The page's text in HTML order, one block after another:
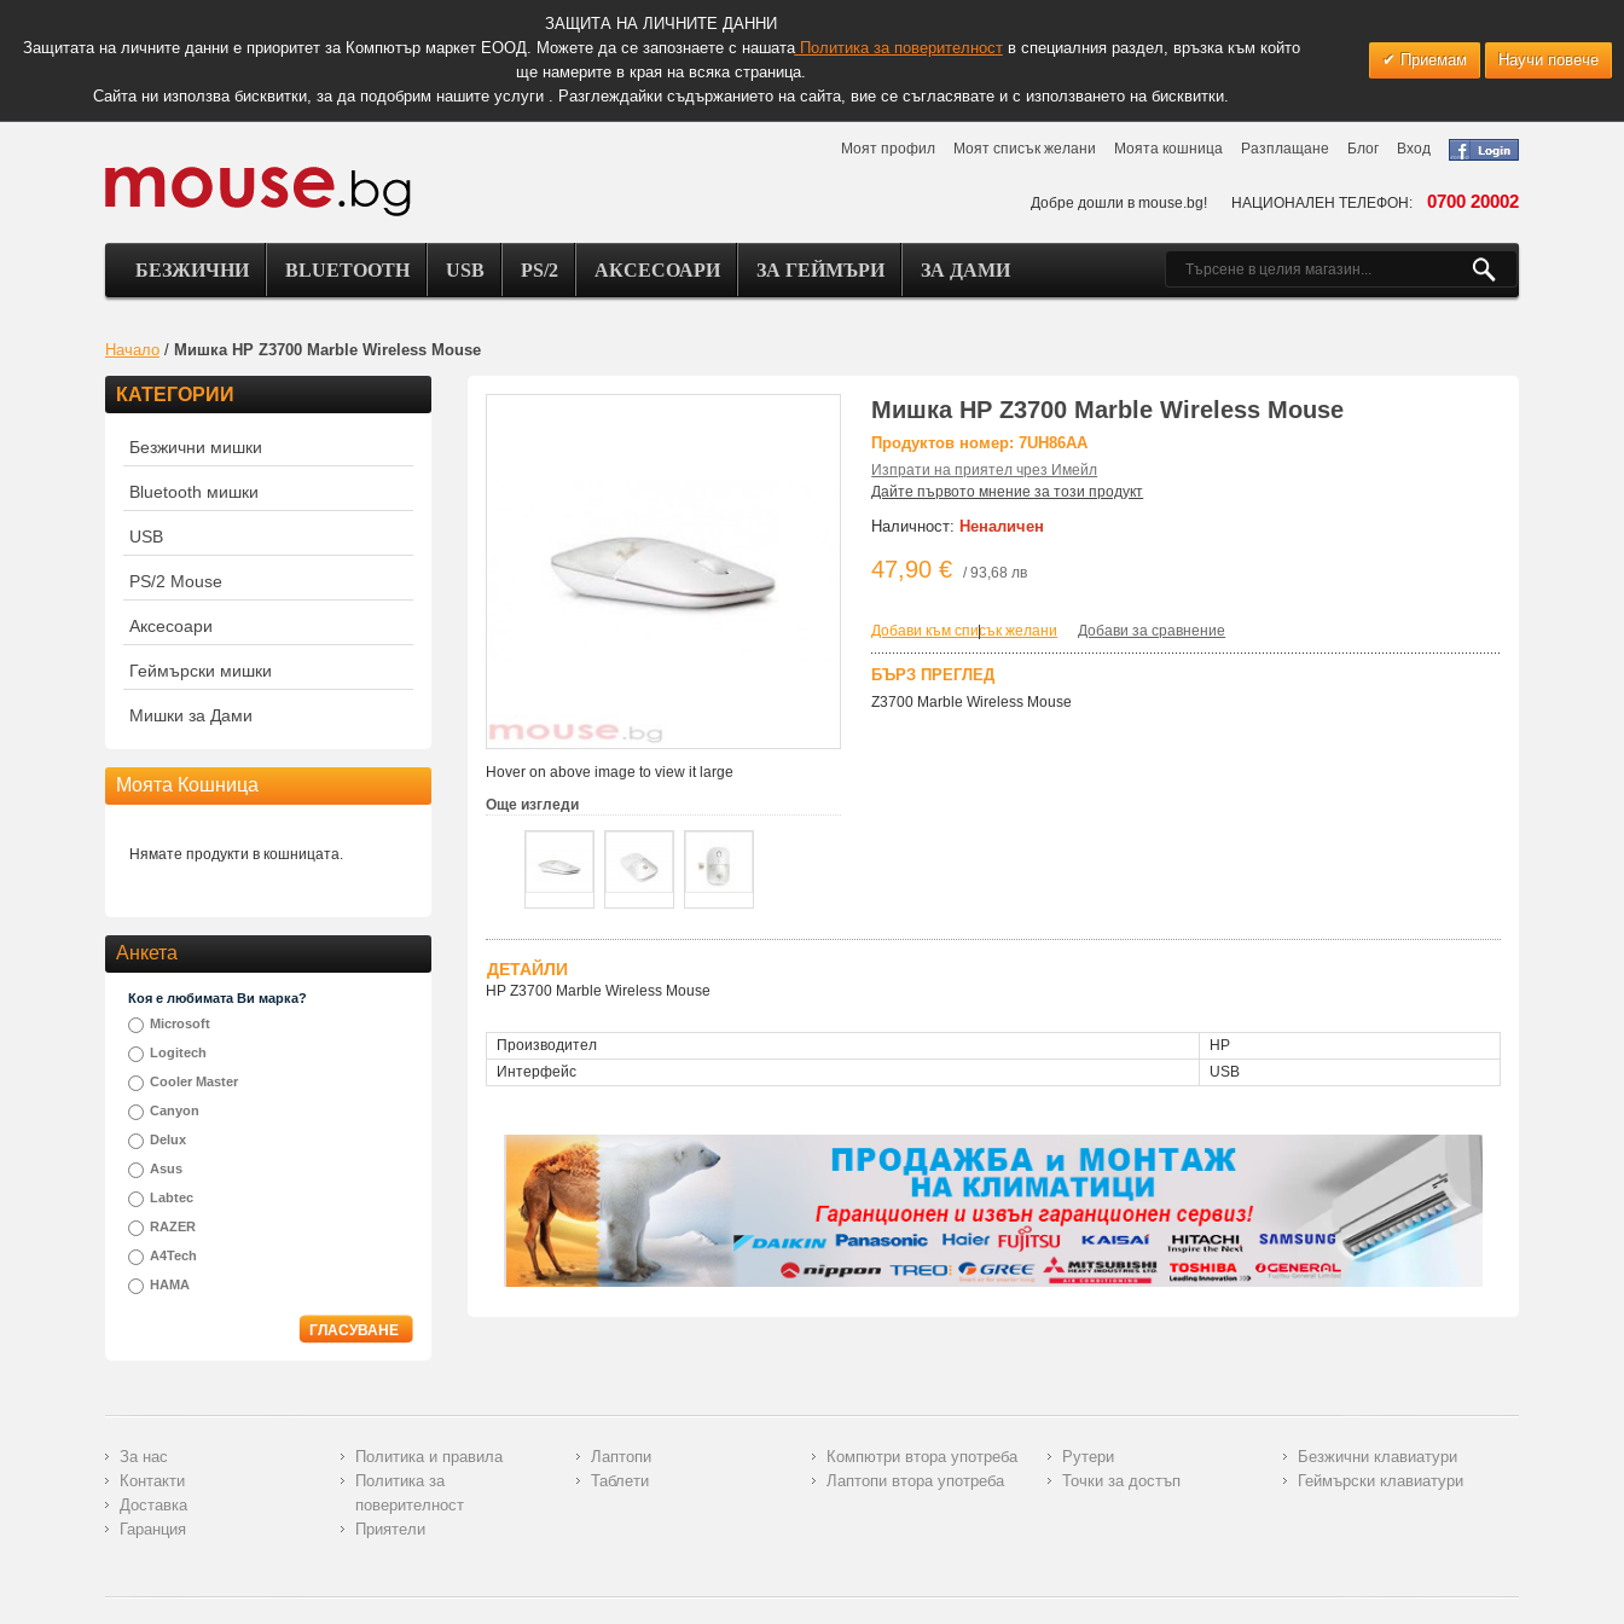
ЗАЩИТА НА ЛИЧНИТЕ ДАННИ
Защитата на личните данни е приоритет за Компютър маркет ЕООД. Можете да се запознаете с нашатаПолитика за поверителноств специалния раздел, връзка към който
ще намерите в края на всяка страница.
Сайта ни използва бисквитки, за да подобрим нашите услуги . Разглеждайки съдържанието на сайта, вие се съгласявате и с използването на бисквитки.
Приемам Научи повече
Моят профил Моят списък желани Моята кошница Разплащане Блог Вход
Добре дошли в mouse.bg! НАЦИОНАЛЕН ТЕЛЕФОН: 0700 20002
БЕЗЖИЧНИ BLUETOOTH USB PS/2 АКСЕСОАРИ ЗА ГЕЙМЪРИ ЗА ДАМИ
Начало / Мишка HP Z3700 Marble Wireless Mouse
Hover on above image to view it large
Още изгледи
Мишка HP Z3700 Marble Wireless Mouse
Продуктов номер: 7UH86AA
Изпрати на приятел чрез Имейл
Дайте първото мнение за този продукт
Наличност: Неналичен
47,90 € / 93,68 лв
Добави към списък желани
| Добави за сравнение
БЪРЗ ПРЕГЛЕД
Z3700 Marble Wireless Mouse
ДЕТАЙЛИ
HP Z3700 Marble Wireless Mouse
Производител
HP
Интерфейс
USB
КАТЕГОРИИ
Безжични мишки
Bluetooth мишки
USB
PS/2 Mouse
Аксесоари
Геймърски мишки
Мишки за Дами
Моята Кошница
Нямате продукти в кошницата.
Анкета
Коя е любимата Ви марка?
Microsoft
Logitech
Cooler Master
Canyon
Delux
Asus
Labtec
RAZER
A4Tech
HAMA
ГЛАСУВАНЕ
За нас
Контакти
Доставка
Гаранция
Политика и правила
Политика за
поверителност
Приятели
Лаптопи
Таблети
Компютри втора употреба
Лаптопи втора употреба
Рутери
Точки за достъп
Безжични клавиатури
Геймърски клавиатури